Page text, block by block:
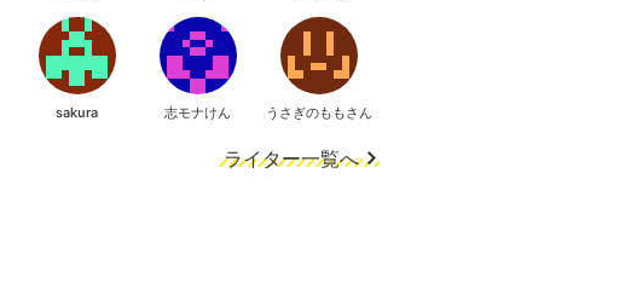
sakura 志モナけん うさぎのももさん
ライター一覧へ